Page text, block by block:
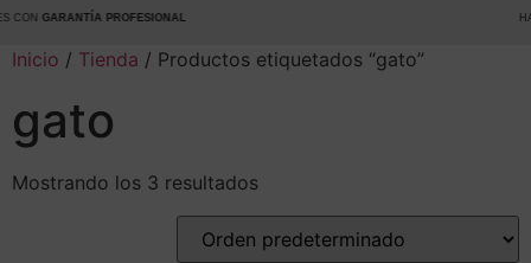
GARANTÍA PROFESIONAL
Inicio / Tienda / Productos etiquetados “gato”
gato
Mostrando los 3 resultados